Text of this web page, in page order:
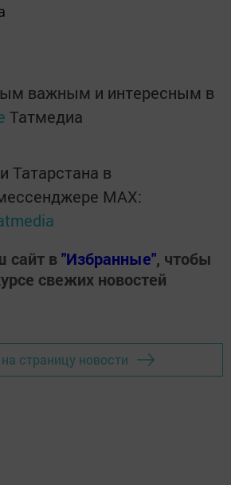
важным и интересным в
Татмедиа
Татарстана в
MАХ:
сайт в"Избранные", чтобы
свежих новостей
страницу новости